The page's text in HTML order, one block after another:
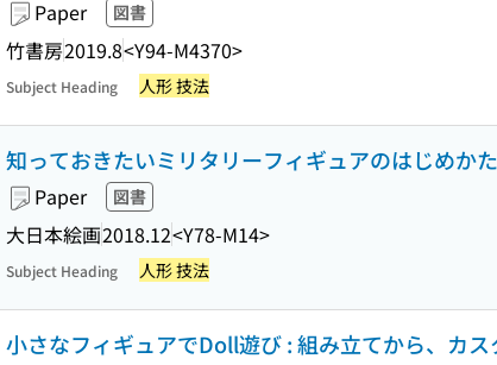
Paper 図書
竹書房2019.8<Y94-M4370>
Subject Heading 人形 技法
知っておきたいミリタリーフィギュアのはじめかた
Paper 図書
大日本絵画2018.12<Y78-M14>
Subject Heading 人形 技法
小さなフィギュアでDoll遊び : 組み立てから、カ